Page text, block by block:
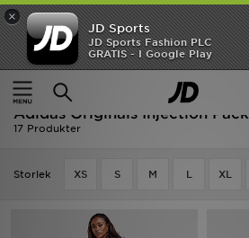
×
JD Sports
JD Sports Fashion PLC
GRATIS - I Google Play
Ny termin, ny stil Essentials för skolstarten
Hem
Adidas Originals Injection Pack
Adidas Originals Injection Pack
17 Produkter
Storlek XS S M L XL
Hem
Rea
Nyheter